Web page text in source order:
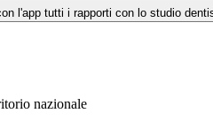
l'app tutti i rapporti con lo studio
nazionale